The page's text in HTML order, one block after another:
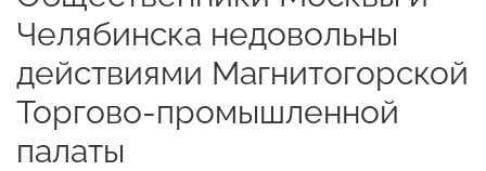
Челябинска недовольны
действиями Магнитогорской
Торгово-промышленной
палаты